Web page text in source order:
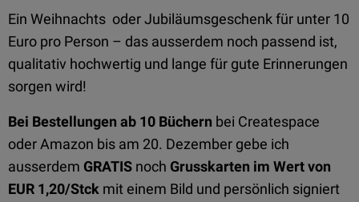
Ein Weihnachts oder Jubiläumsgeschenk für unter 10
Euro pro Person – das ausserdem noch passend ist,
qualitativ hochwertig und lange für gute Erinnerungen
sorgen wird!
Bei Bestellungen ab 10 Büchern bei Createspace
oder Amazon bis am 20. Dezember gebe ich
ausserdem GRATIS noch Grusskarten im Wert von
EUR 1,20/Stck mit einem Bild und persönlich signiert